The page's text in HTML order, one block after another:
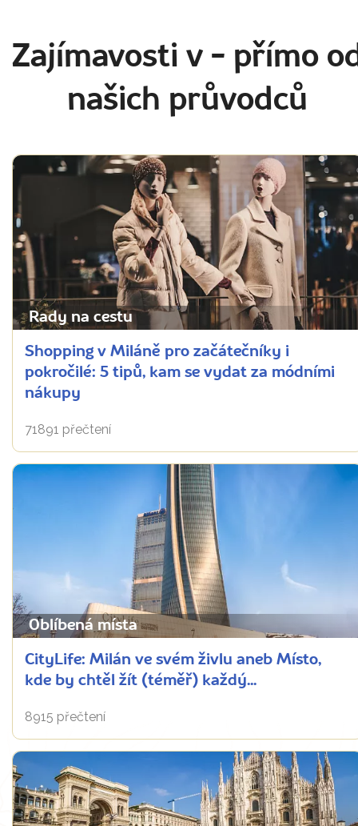
Zajímavosti v - přímo
našich průvodců
Rady na cestu
Shopping v Miláně pro začátečníky i
pokročilé: 5 tipů, kam se vydat za módními
nákupy
71891 přečtení
Oblíbená místa
CityLife: Milán ve svém živlu aneb Místo,
kde by chtěl žít (téměř) každý...
8915 přečtení